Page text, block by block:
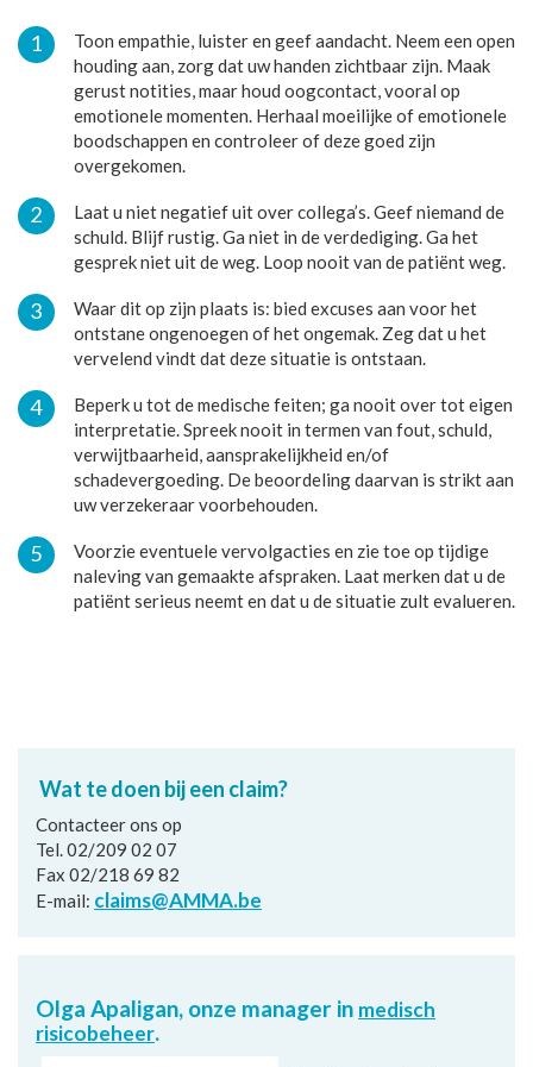
Toon empathie, luister en geef aandacht. Neem een open
houding aan, zorg dat uw handen zichtbaar zijn. Maak
gerust notities, maar houd oogcontact, vooral op
emotionele momenten. Herhaal moeilijke of emotionele
boodschappen en controleer of deze goed zijn
overgekomen.
Laat u niet negatief uit over collega’s. Geef niemand de
schuld. Blijf rustig. Ga niet in de verdediging. Ga het
gesprek niet uit de weg. Loop nooit van de patiënt weg.
Waar dit op zijn plaats is: bied excuses aan voor het
ontstane ongenoegen of het ongemak. Zeg dat u het
vervelend vindt dat deze situatie is ontstaan.
Beperk u tot de medische feiten; ga nooit over tot eigen
interpretatie. Spreek nooit in termen van fout, schuld,
verwijtbaarheid, aansprakelijkheid en/of
schadevergoeding. De beoordeling daarvan is strikt aan
uw verzekeraar voorbehouden.
Voorzie eventuele vervolgacties en zie toe op tijdige
naleving van gemaakte afspraken. Laat merken dat u de
patiënt serieus neemt en dat u de situatie zult evalueren.
Wat te doen bij een claim?
Contacteer ons op
Tel. 02/209 02 07
Fax 02/218 69 82
E-mail: claims@AMMA.be
Olga Apaligan, onze manager in medisch
risicobeheer.